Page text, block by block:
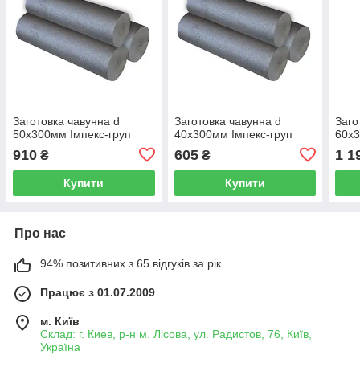
Заготовка чавунна d
50х300мм Імпекс-груп
910 ₴
Купити
Заготовка чавунна d
40х300мм Імпекс-груп
605₴
Купити
1
Про нас
94% позитивних з 65 відгуків за рік
Працює з 01.07.2009
м. Київ
Склад: г. Киев, р-н м. Лісова, ул. Радистов, 76, Київ,
Україна